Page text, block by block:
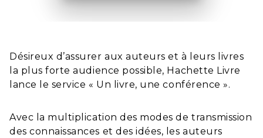
Désireux d’assurer aux auteurs et à leurs livres
la plus forte audience possible, Hachette Livre
lance le service « Un livre, une conférence ».
Avec la multiplication des modes de transmission
des connaissances et des idées, les auteurs